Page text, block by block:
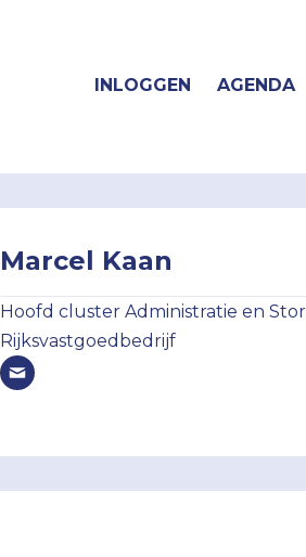
INLOGGEN AGENDA
Marcel Kaan
Hoofd cluster Administratie en
Rijksvastgoedbedrijf